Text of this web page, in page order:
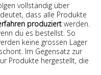
vollständig über
dass alle Produkte
produziert werden.
du es bestellst. So
keine grossen Lager
Im Gegensatz zur
Produkte hergestellt, die